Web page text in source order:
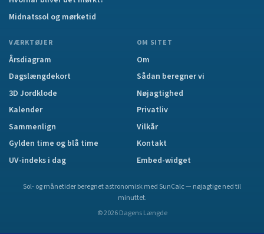
Midnatssol og mørketid
VÆRKTØJER
Årsdiagram
Dagslængdekort
3D Jordklode
Kalender
Sammenlign
Gylden time og blå time
UV-indeks i dag
OM SITET
Om
Sådan beregner vi
Nøjagtighed
Privatliv
Vilkår
Kontakt
Embed-widget
Sol- og månetider beregnet astronomisk med SunCalc — nøjagtige ned til
minuttet.
©2026 Dagens Længde